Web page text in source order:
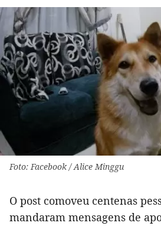
Foto: Facebook / Alice Minggu
O post comoveu centenas
mandaram mensagens de